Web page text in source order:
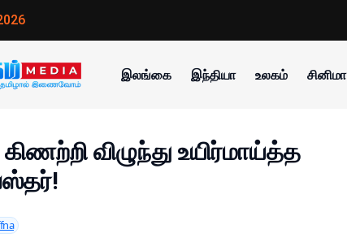
இலங்கை இந்தியா உலகம் சினிமா
விழுந்து உயிர்மாய்த்த